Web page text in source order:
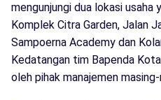
mengunjungi dua lokasi usaha
Komplek Citra Garden, Jalan
Sampoerna Academy dan
Kedatangan tim Bapenda
oleh pihak manajemen